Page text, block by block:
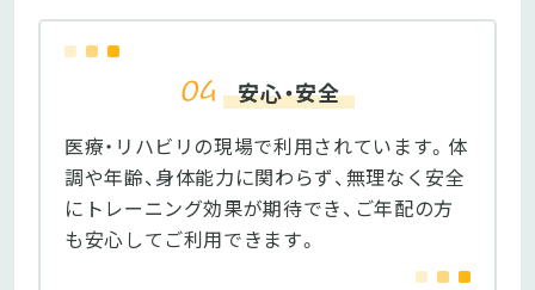
安心・安全
医療・リハビリの現場で利用されています。体
調や年齢、身体能力に関わらず、無理なく安全
にトレーニング効果が期待でき、ご年配の方
も安心してご利用できます。